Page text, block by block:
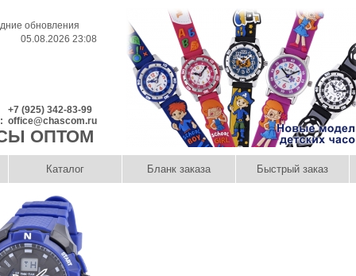
обновления
05.08.2026 23:08
+7 (925) 342-83-99
office@chascom.ru
ОПТОМ
Каталог Бланк заказа Быстрый заказ